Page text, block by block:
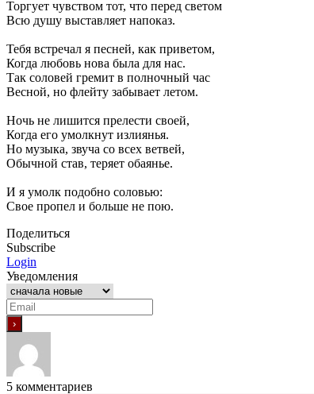
Торгует чувством тот, что перед светом
Всю душу выставляет напоказ.
Тебя встречал я песней, как приветом,
Когда любовь нова была для нас.
Так соловей гремит в полночный час
Весной, но флейту забывает летом.
Ночь не лишится прелести своей,
Когда его умолкнут излиянья.
Но музыка, звуча со всех ветвей,
Обычной став, теряет обаянье.
И я умолк подобно соловью:
Свое пропел и больше не пою.
Поделиться
Subscribe
Login
Уведомления
5 комментариев